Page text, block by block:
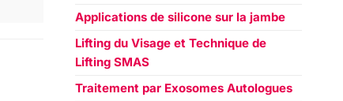
Applications de silicone sur la jambe
Lifting du Visage et Technique de
Lifting SMAS
Traitement par Exosomes Autologues